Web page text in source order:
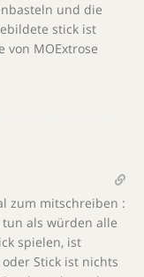
und die
stick ist
von MOExtrose
zum mitschreiben :
als würden alle
spielen, ist
Stick ist nichts